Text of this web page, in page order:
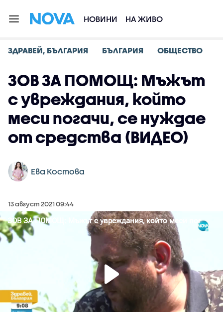
НОВИНИ НА ЖИВО
ЗДРАВЕЙ, БЪЛГАРИЯ БЪЛГАРИЯ ОБЩЕСТВО
ЗОВ ЗА ПОМОЩ: Мъжът
с увреждания, който
меси погачи, се нуждае
от средства (ВИДЕО)
Ева Костова
13 август 2021 09:44